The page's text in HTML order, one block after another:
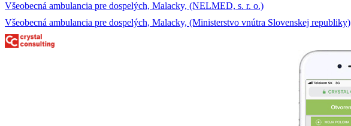
Všeobecná ambulancia pre dospelých, Malacky, (NELMED, s. r. o.)
Všeobecná ambulancia pre dospelých, Malacky, (Ministerstvo vnútra Slovenskej republiky)